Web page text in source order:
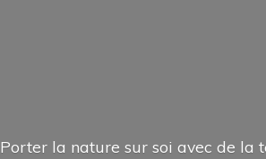
Porter la nature sur soi avec de la